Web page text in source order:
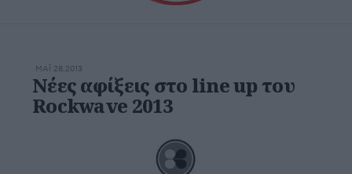
ΜΆΙ 28,2013
Νέες αφίξεις στο line up του
Rockwave 2013